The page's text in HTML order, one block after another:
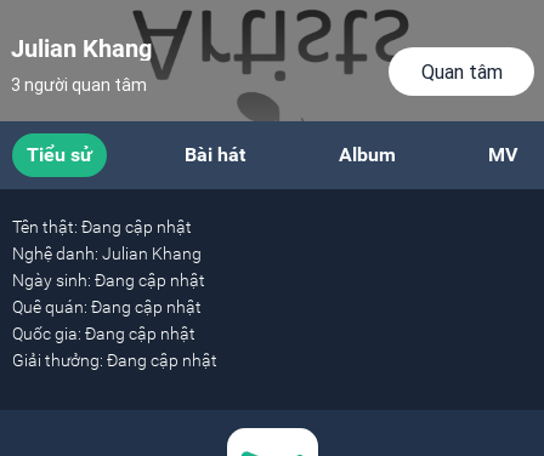
Julian Khang
3 người quan tâm
Quan tâm
Tiểu sử Bài hát Album MV
Tên thật: Đang cập nhật
Nghệ danh: Julian Khang
Ngày sinh: Đang cập nhật
Quê quán: Đang cập nhật
Quốc gia: Đang cập nhật
Giải thưởng: Đang cập nhật